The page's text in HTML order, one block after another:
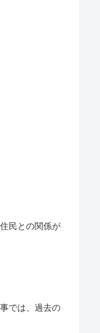
民との関係が
では、過去の